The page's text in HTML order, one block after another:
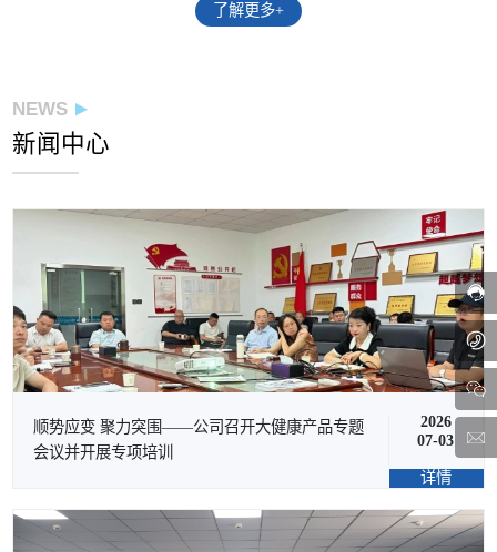
了解更多+
NEWS
新闻中心
顺势应变 聚力突围——公司召开大健康产品专题
会议并开展专项培训
2026
07-03
详情